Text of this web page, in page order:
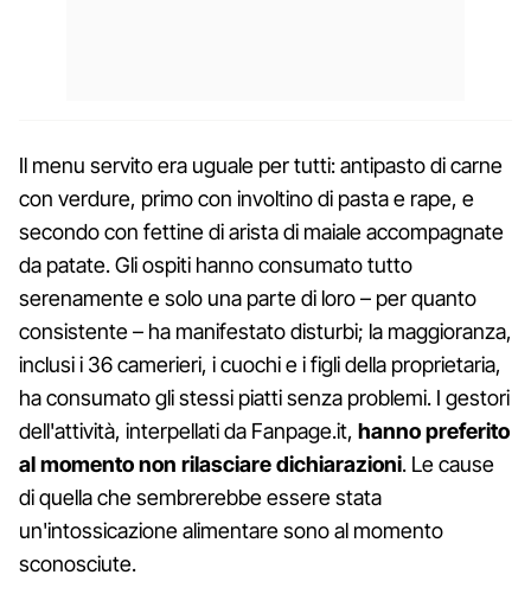
Il menu servito era uguale per tutti: antipasto di carne
con verdure, primo con involtino di pasta e rape, e
secondo con fettine di arista di maiale accompagnate
da patate. Gli ospiti hanno consumato tutto
serenamente e solo una parte di loro – per quanto
consistente – ha manifestato disturbi; la maggioranza,
inclusi i 36 camerieri, i cuochi e i figli della proprietaria,
ha consumato gli stessi piatti senza problemi. I gestori
dell'attività, interpellati da Fanpage.it, hanno preferito
al momento non rilasciare dichiarazioni. Le cause
di quella che sembrerebbe essere stata
un'intossicazione alimentare sono al momento
sconosciute.